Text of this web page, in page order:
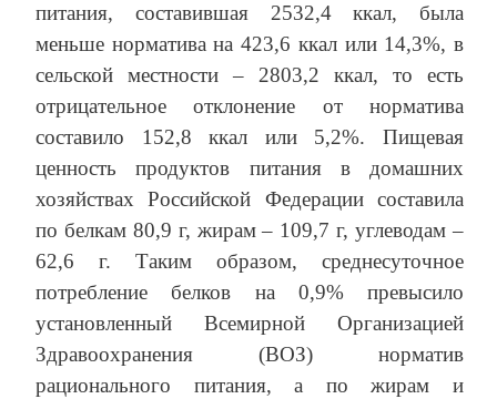
питания, составившая 2532,4 ккал, была
меньше норматива на 423,6 ккал или 14,3%, в
сельской местности – 2803,2 ккал, то есть
отрицательное отклонение от норматива
составило 152,8 ккал или 5,2%. Пищевая
ценность продуктов питания в домашних
хозяйствах Российской Федерации составила
по белкам 80,9 г, жирам – 109,7 г, углеводам –
62,6 г. Таким образом, среднесуточное
потребление белков на 0,9% превысило
установленный Всемирной Организацией
Здравоохранения (ВОЗ) норматив
рационального питания, а по жирам и